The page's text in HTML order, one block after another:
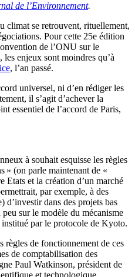
de l’Environnement.
climat se retrouvent, rituellement,
Pour cette 25e édition
de l’ONU sur le
enjeux sont moindres qu’à
, l’an passé.
universel, ni d’en rédiger les
il s’agit d’achever la
essentiel de l’accord de Paris,
à souhait esquisse les règles
» (on parle maintenant de «
Etats et la création d’un marché
par exemple, à des
d’investir dans des projets bas
sur le modèle du mécanisme
par le protocole de Kyoto.
règles de fonctionnement de ces
de comptabilisation des
Paul Watkinson, président de